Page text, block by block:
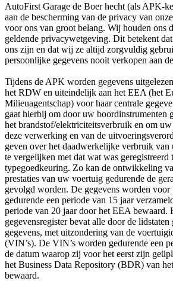
AutoFirst Garage de Boer hecht (als APK-
aan de bescherming van de privacy van
voor ons van groot belang. Wij houden ons
geldende privacywetgeving. Dit betekent
ons zijn en dat wij ze altijd zorgvuldig
persoonlijke gegevens nooit verkopen aan
Tijdens de APK worden gegevens
het RDW en uiteindelijk aan het EEA (het
Milieuagentschap) voor haar centrale
gaat hierbij om door uw boordinstrumenten
het brandstof/elektriciteitsverbruik en om
deze verwerking en van de
geven over het daadwerkelijke verbruik
te vergelijken met dat wat was geregistreerd
typegoedkeuring. Zo kan de ontwikkeling
prestaties van uw voertuig gedurende de
gevolgd worden. De gegevens worden
gedurende een periode van 15 jaar
periode van 20 jaar door het EEA bewaard.
gegevensregister bevat alle door de lidstaten
gegevens, met uitzondering van de
(VIN’s). De VIN’s worden gedurende een
de datum waarop zij voor het eerst zijn
het Business Data Repository (BDR) van
bewaard.